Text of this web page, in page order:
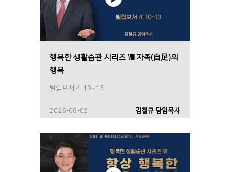
행복한 생활습관 시리즈 Ⅷ 자족(自足)의
행복
빌립보서 4: 10~13
2026-08-02 김철규 담임목사